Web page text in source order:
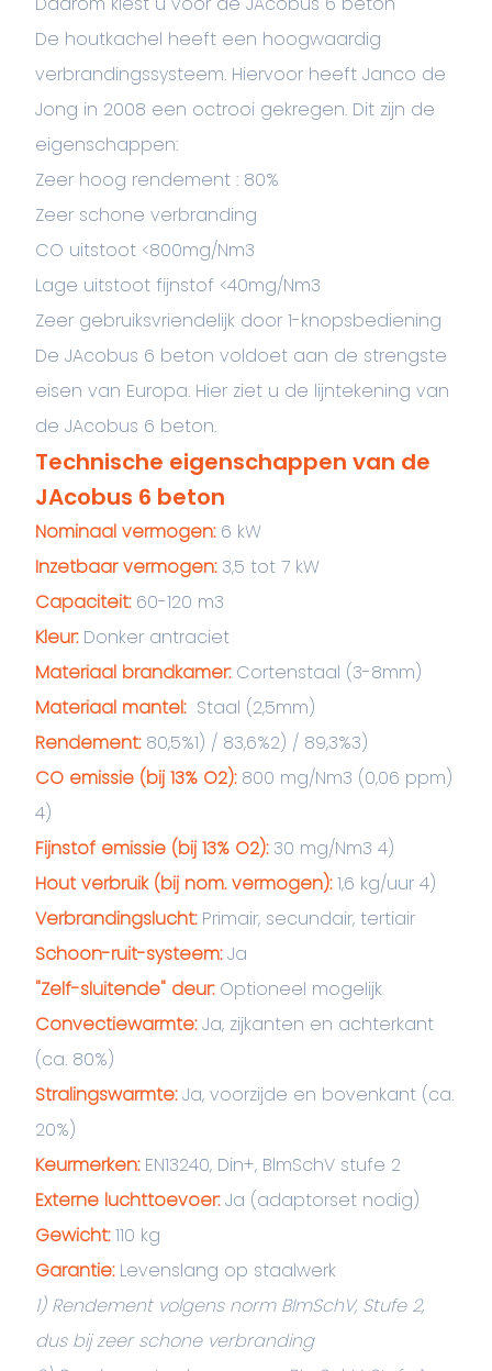
De houtkachel heeft een hoogwaardig
verbrandingssysteem. Hiervoor heeft Janco de
Jong in 2008 een octrooi gekregen. Dit zijn de
eigenschappen:
Zeer hoog rendement : 80%
Zeer schone verbranding
CO uitstoot <800mg/Nm3
Lage uitstoot fijnstof <40mg/Nm3
Zeer gebruiksvriendelijk door 1-knopsbediening
De JAcobus 6 beton voldoet aan de strengste
eisen van Europa. Hier ziet u de lijntekening van
de JAcobus 6 beton.
Technische eigenschappen van de
JAcobus 6 beton
Nominaal vermogen:6 kW
Inzetbaar vermogen:3,5 tot 7 kW
Capaciteit: 60-120 m3
Kleur: Donker antraciet
Materiaal brandkamer: Cortenstaal (3-8mm)
Materiaal mantel: Staal (2,5mm)
Rendement:80,5%1) / 83,6%2) / 89,3%3)
CO emissie (bij 13% O2): 800 mg/Nm3 (0,06 ppm)
4)
Fijnstof emissie (bij 13% O2):30 mg/Nm3 4)
Hout verbruik (bij nom. vermogen):1,6 kg/uur 4)
Verbrandingslucht: Primair, secundair, tertiair
Schoon-ruit-systeem:Ja
"Zelf-sluitende" deur: Optioneel mogelijk
Convectiewarmte:Ja, zijkanten en achterkant
(ca. 80%)
Stralingswarmte:Ja, voorzijde en bovenkant (ca.
20%)
Keurmerken:EN13240, Din+, BlmSchV stufe 2
Externe luchttoevoer:Ja (adaptorset nodig)
Gewicht:110 kg
Garantie: Levenslang op staalwerk
1) Rendement volgens norm BImSchV, Stufe 2,
dus bij zeer schone verbranding